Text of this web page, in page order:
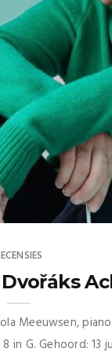
Meeuwsen,
in G. Gehoord: